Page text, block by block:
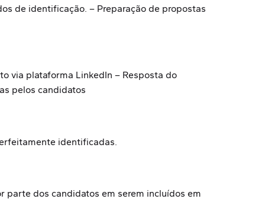
de identificação. – Preparação de propostas
via plataforma LinkedIn – Resposta do
pelos candidatos
identificadas.
parte dos candidatos em serem incluídos em